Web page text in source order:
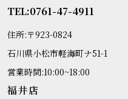
TEL:0761-47-4911
住所:〒923-0824
石川県小松市軽海町ナ51-1
営業時間:10:00~18:00
福井店